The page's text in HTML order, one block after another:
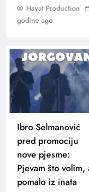
Hayat Production
godine ago
Ibro Selmanović
pred promociju
nove pjesme:
Pjevam što volim,
pomalo iz inata